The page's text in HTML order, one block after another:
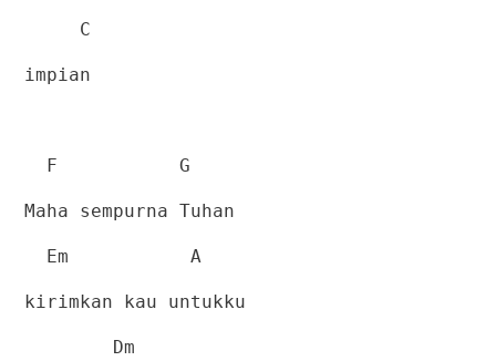
C
impian
F G
Maha sempurna Tuhan
Em A
kirimkan kau untukku
Dm